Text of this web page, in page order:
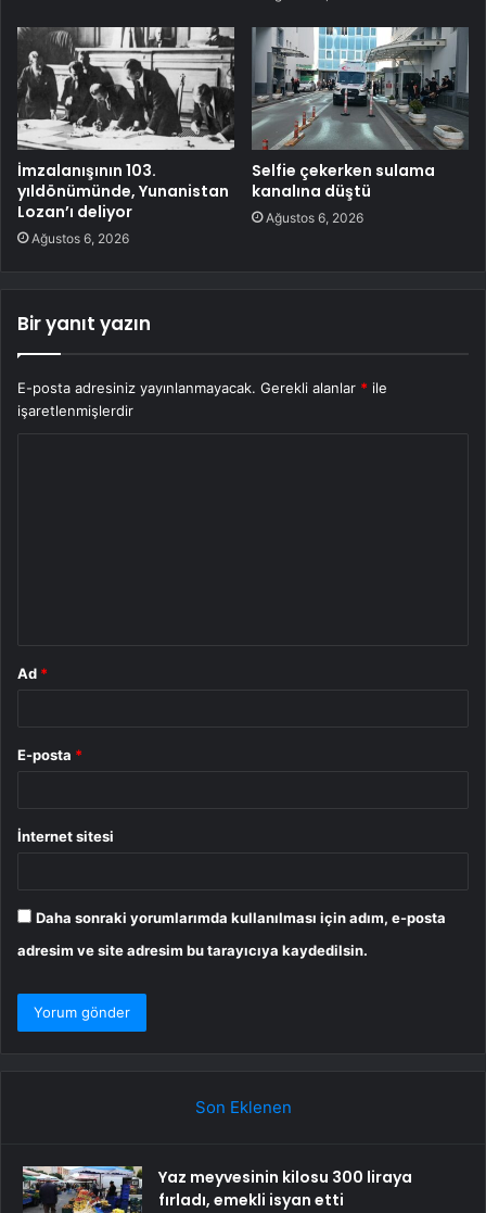
İmzalanışının 103.
yıldönümünde, Yunanistan
Lozan’ı deliyor
Ağustos 6, 2026
Selfie çekerken sulama
kanalına düştü
Ağustos 6, 2026
Bir yanıt yazın
E-posta adresiniz yayınlanmayacak. Gerekli alanlar * ile
işaretlenmişlerdir
Ad *
E-posta *
İnternet sitesi
Daha sonraki yorumlarımda kullanılması için adım, e-posta
adresim ve site adresim bu tarayıcıya kaydedilsin.
Son Eklenen
Yaz meyvesinin kilosu 300 liraya
fırladı, emekli isyan etti